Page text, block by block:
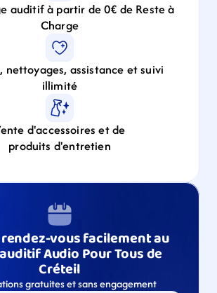
auditif à partir de 0€ de Reste à
Charge
nettoyages, assistance et suivi
illimité
d'accessoires et de
produits d'entretien
vous facilement au
Audio Pour Tous de
Créteil
gratuites et sans engagement